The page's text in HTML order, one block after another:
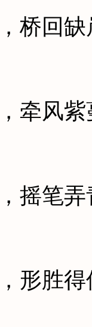
回缺
风紫
笔弄
胜得